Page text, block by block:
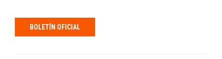
BOLETÍN OFICIAL